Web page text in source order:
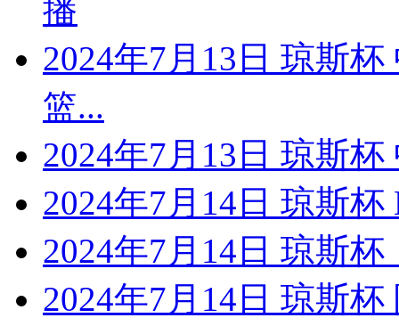
播
2024年7月13日 琼斯
篮...
2024年7月13日 琼斯
2024年7月14日 琼斯
2024年7月14日 琼斯
2024年7月14日 琼斯